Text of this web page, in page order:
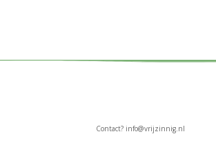
Contact? info@vrijzinnig.nl